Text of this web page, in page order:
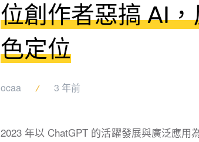
位創作者惡搞 AI
色定位
ocaa 3 年前
2023 年以 ChatGPT 的活躍發展與廣泛應